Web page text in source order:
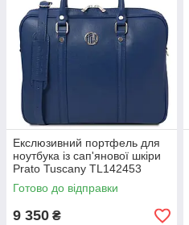
Екслюзивний портфель для
ноутбука із сап'янової шкіри
Prato Tuscany TL142453
(Темно-синій)
Готово до відправки
9 350 ₴